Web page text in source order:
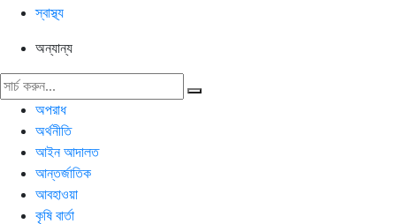
স্বাস্থ্য
অন্যান্য
অপরাধ
অর্থনীতি
আইন আদালত
আন্তর্জাতিক
আবহাওয়া
কৃষি বার্তা